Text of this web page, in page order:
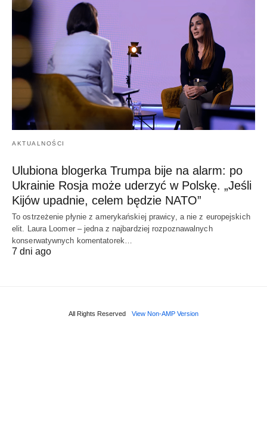
AKTUALNOŚCI
Ulubiona blogerka Trumpa bije na alarm: po
Ukrainie Rosja może uderzyć w Polskę. „Jeśli
Kijów upadnie, celem będzie NATO”
To ostrzeżenie płynie z amerykańskiej prawicy, a nie z europejskich
elit. Laura Loomer – jedna z najbardziej rozpoznawalnych
konserwatywnych komentatorek…
7 dni ago
All Rights Reserved View Non-AMP Version